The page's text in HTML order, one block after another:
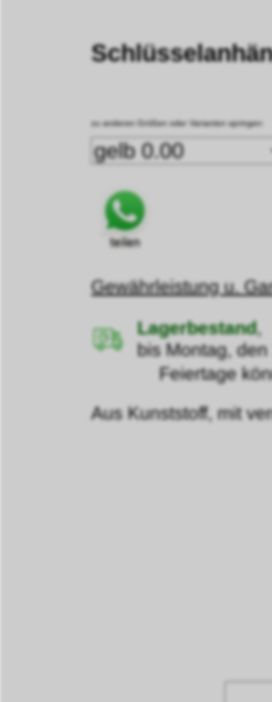
zu anderen Größen oder Varianten springen:
Gewährleistung u.
Lagerbestand,
bis Montag,
Feiertage
Aus Kunststoff, mit